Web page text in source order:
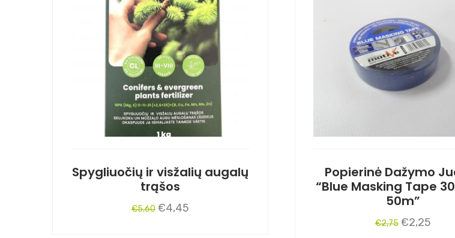
Spygliuočių ir visžalių augalų
trąšos
€5,60 Original
€4,45Current
Popierinė Dažymo
“Blue Masking Tape
50m”
€2,75 Original
€2,25